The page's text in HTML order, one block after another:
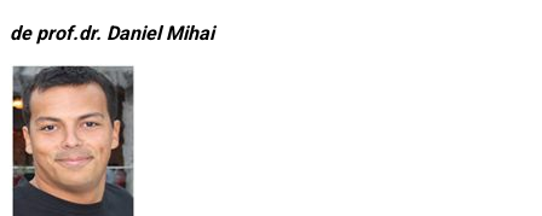
de prof.dr. Daniel Mihai